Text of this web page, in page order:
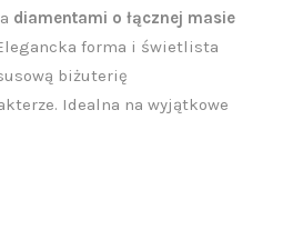
diamentami o łącznej masie
forma i świetlista
biżuterię
Idealna na wyjątkowe